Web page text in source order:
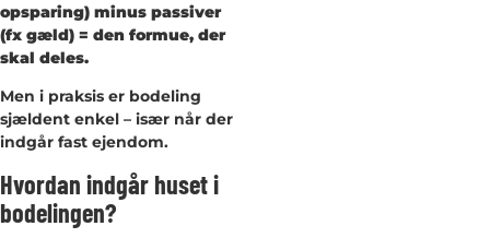
opsparing) minus passiver
(fx gæld) = den formue, der
skal deles.
Men i praksis er bodeling
sjældent enkel – især når der
indgår fast ejendom.
Hvordan indgår huset i
bodelingen?